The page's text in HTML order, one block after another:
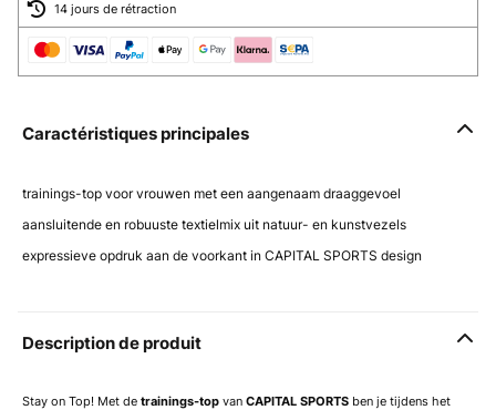
14 jours de rétraction
Caractéristiques principales
trainings-top voor vrouwen met een aangenaam draaggevoel
aansluitende en robuuste textielmix uit natuur- en kunstvezels
expressieve opdruk aan de voorkant in CAPITAL SPORTS design
Description de produit
Stay on Top! Met de trainings-top van CAPITAL SPORTS ben je tijdens het